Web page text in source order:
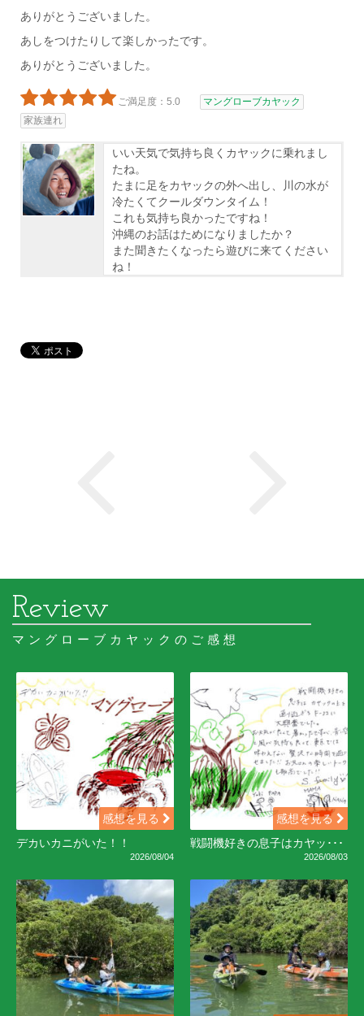
ありがとうございました。
あしをつけたりして楽しかったです。
ありがとうございました。
ご満足度：5.0
マングローブカヤック
家族連れ
いい天気で気持ち良くカヤックに乗れまし
たね。
たまに足をカヤックの外へ出し、川の水が
冷たくてクールダウンタイム！
これも気持ち良かったですね！
沖縄のお話はためになりましたか？
また聞きたくなったら遊びに来てください
ね！
マングローブカヤックのご感想
感想を見る
デカいカニがいた！！
2026/08/04
感想を見る
戦闘機好きの息子はカヤッ･･･
2026/08/03